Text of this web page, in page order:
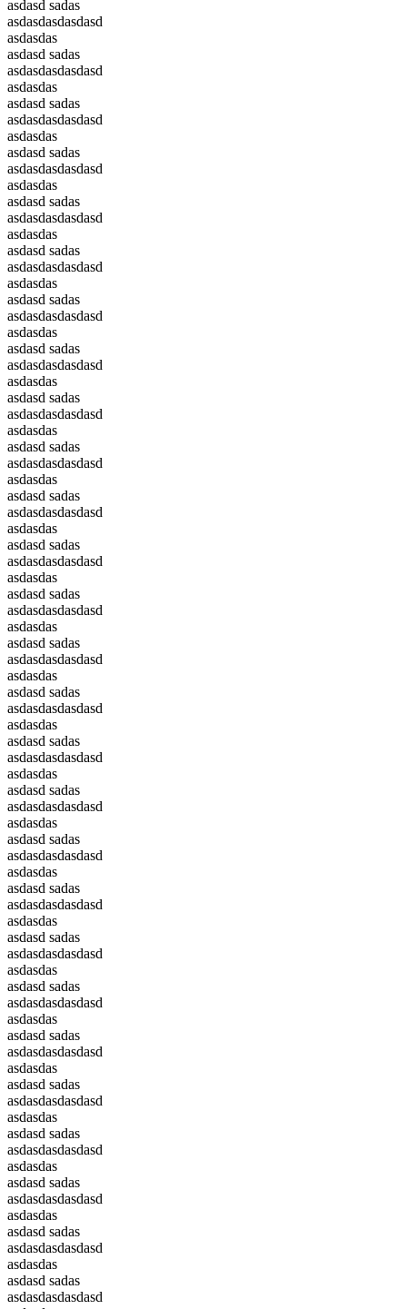
asdasd sadas
asdasdasdasdasd
asdasdas
asdasd sadas
asdasdasdasdasd
asdasdas
asdasd sadas
asdasdasdasdasd
asdasdas
asdasd sadas
asdasdasdasdasd
asdasdas
asdasd sadas
asdasdasdasdasd
asdasdas
asdasd sadas
asdasdasdasdasd
asdasdas
asdasd sadas
asdasdasdasdasd
asdasdas
asdasd sadas
asdasdasdasdasd
asdasdas
asdasd sadas
asdasdasdasdasd
asdasdas
asdasd sadas
asdasdasdasdasd
asdasdas
asdasd sadas
asdasdasdasdasd
asdasdas
asdasd sadas
asdasdasdasdasd
asdasdas
asdasd sadas
asdasdasdasdasd
asdasdas
asdasd sadas
asdasdasdasdasd
asdasdas
asdasd sadas
asdasdasdasdasd
asdasdas
asdasd sadas
asdasdasdasdasd
asdasdas
asdasd sadas
asdasdasdasdasd
asdasdas
asdasd sadas
asdasdasdasdasd
asdasdas
asdasd sadas
asdasdasdasdasd
asdasdas
asdasd sadas
asdasdasdasdasd
asdasdas
asdasd sadas
asdasdasdasdasd
asdasdas
asdasd sadas
asdasdasdasdasd
asdasdas
asdasd sadas
asdasdasdasdasd
asdasdas
asdasd sadas
asdasdasdasdasd
asdasdas
asdasd sadas
asdasdasdasdasd
asdasdas
asdasd sadas
asdasdasdasdasd
asdasdas
asdasd sadas
asdasdasdasdasd